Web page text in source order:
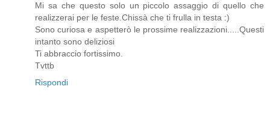
Mi sa che questo solo un piccolo assaggio di quello che
realizzerai per le feste.Chissà che ti frulla in testa :)
Sono curiosa e aspetterò le prossime realizzazioni.....Questi
intanto sono deliziosi
Ti abbraccio fortissimo.
Tvttb
Rispondi